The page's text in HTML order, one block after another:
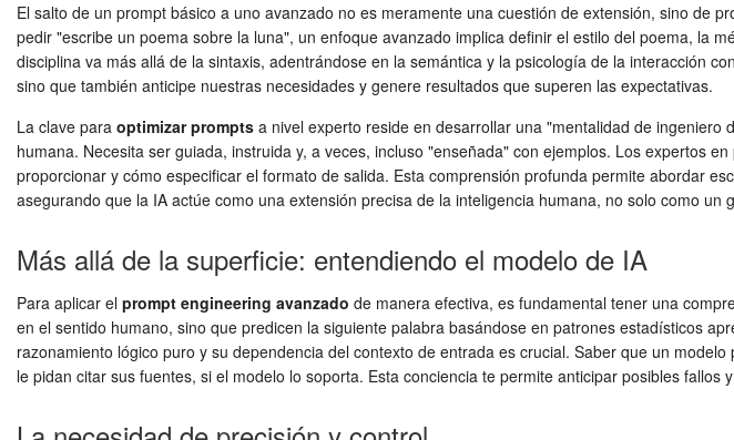
El salto de un prompt básico a uno avanzado no es meramente una cuestión de extensión, sino de
pedir "escribe un poema sobre la luna", un enfoque avanzado implica definir el estilo del poema, la
disciplina va más allá de la sintaxis, adentrándose en la semántica y la psicología de la interacción
sino que también anticipe nuestras necesidades y genere resultados que superen las expectativas.
La clave para optimizar prompts a nivel experto reside en desarrollar una "mentalidad de
humana. Necesita ser guiada, instruida y, a veces, incluso "enseñada" con ejemplos. Los expertos
proporcionar y cómo especificar el formato de salida. Esta comprensión profunda permite abordar
asegurando que la IA actúe como una extensión precisa de la inteligencia humana, no solo como un
Más allá de la superficie: entendiendo el modelo de IA
Para aplicar el prompt engineering avanzado de manera efectiva, es fundamental tener una
en el sentido humano, sino que predicen la siguiente palabra basándose en patrones estadísticos
razonamiento lógico puro y su dependencia del contexto de entrada es crucial. Saber que un
le pidan citar sus fuentes, si el modelo lo soporta. Esta conciencia te permite anticipar posibles